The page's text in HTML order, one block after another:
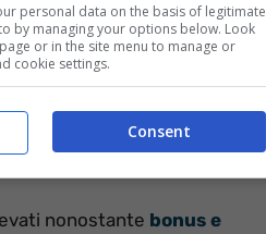
nonostante bonus e
personal data on the basis of legitimate
by managing your options below. Look
or in the site menu to manage or
cookie settings.
Consent